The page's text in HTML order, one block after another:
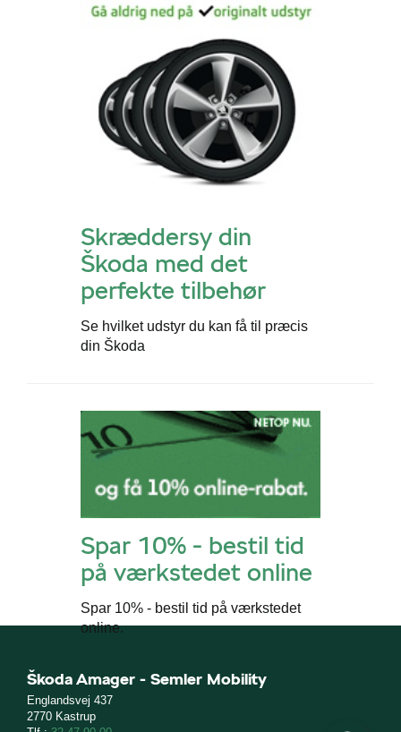
Skræddersy din
Škoda med det
perfekte tilbehør
Se hvilket udstyr du kan få til præcis
din Škoda
Spar 10% - bestil tid
på værkstedet online
Spar 10% - bestil tid på værkstedet
online.
Škoda Amager - Semler Mobility
Englandsvej 437
2770 Kastrup